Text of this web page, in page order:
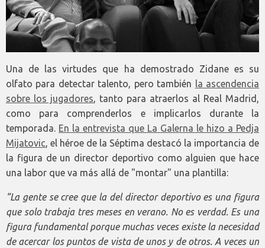
Una de las virtudes que ha demostrado Zidane es su
olfato para detectar talento, pero también la ascendencia
sobre los jugadores, tanto para atraerlos al Real Madrid,
como para comprenderlos e implicarlos durante la
temporada. En la entrevista que La Galerna le hizo a Pedja
Mijatovic, el héroe de la Séptima destacó la importancia de
la figura de un director deportivo como alguien que hace
una labor que va más allá de "montar" una plantilla:
“La gente se cree que la del director deportivo es una figura
que solo trabaja tres meses en verano. No es verdad. Es una
figura fundamental porque muchas veces existe la necesidad
de acercar los puntos de vista de unos y de otros. A veces un